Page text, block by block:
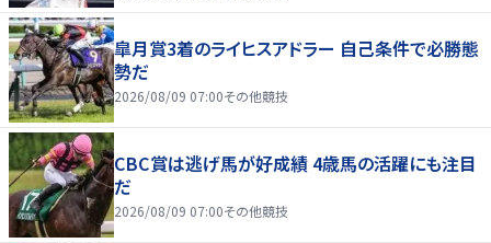
皐月賞3着のライヒスアドラー 自己条件で必勝態
勢だ
2026/08/09 07:00その他競技
CBC賞は逃げ馬が好成績 4歳馬の活躍にも注目
だ
2026/08/09 07:00その他競技